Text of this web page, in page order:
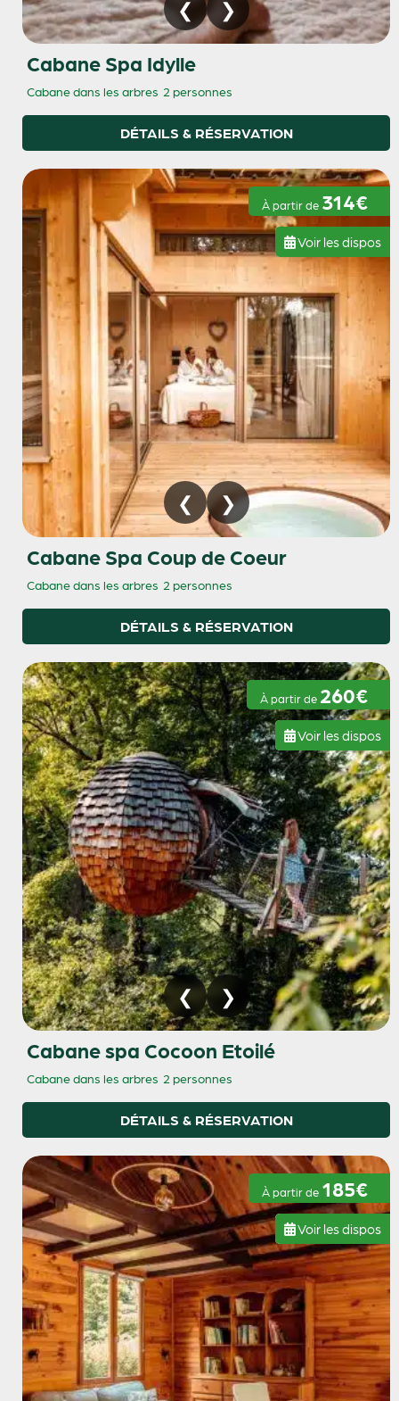
Cabane Spa Idylle
Cabane dans les arbres 2 personnes
DÉTAILS & RÉSERVATION
À partir de 314€
Voir les dispos
Cabane Spa Coup de Coeur
Cabane dans les arbres 2 personnes
DÉTAILS & RÉSERVATION
À partir de 260€
Voir les dispos
Cabane spa Cocoon Etoilé
Cabane dans les arbres 2 personnes
DÉTAILS & RÉSERVATION
À partir de 185€
Voir les dispos